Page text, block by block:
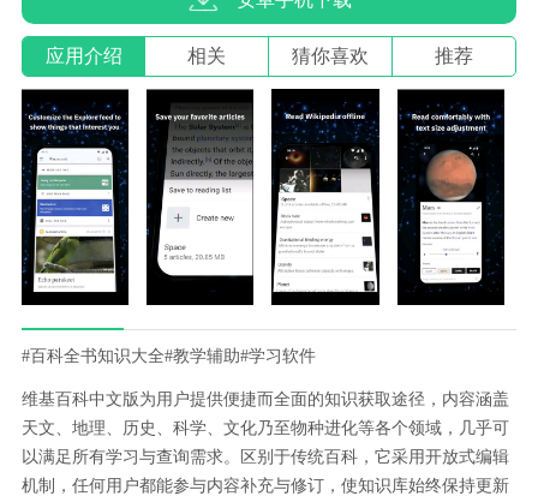
应用介绍 相关 猜你喜欢 推荐
#百科全书知识大全#教学辅助#学习软件
维基百科中文版为用户提供便捷而全面的知识获取途径，内容涵盖
天文、地理、历史、科学、文化乃至物种进化等各个领域，几乎可
以满足所有学习与查询需求。区别于传统百科，它采用开放式编辑
机制，任何用户都能参与内容补充与修订，使知识库始终保持更新